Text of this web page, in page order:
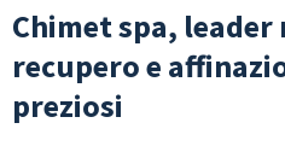
Chimet spa,
recupero e
preziosi